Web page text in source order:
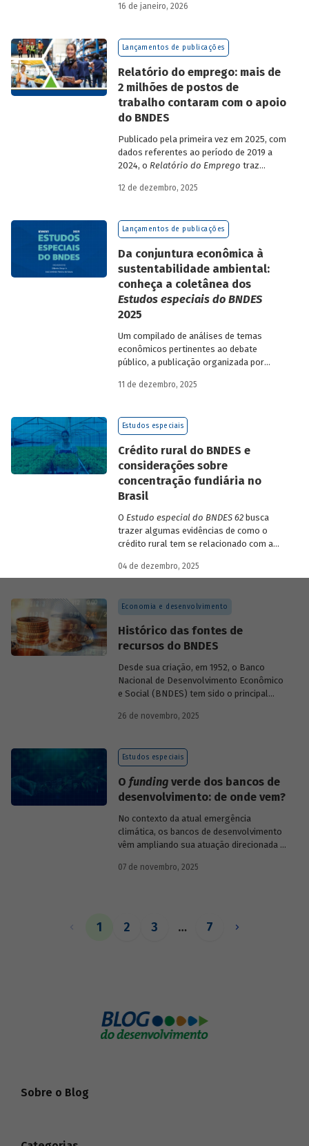
analisa a estratégia de diversificação das
diante dos atuais desafios de
sustentabilidade social, ambiental e
16 de janeiro, 2026
Lançamentos de publicações
Relatório do emprego: mais de
2 milhões de postos de
trabalho contaram com o apoio
do BNDES
Publicado pela primeira vez em 2025, com
dados referentes ao período de 2019 a
2024, o Relatório do Emprego traz
atuação do Banco sobre o mercado de
empregos da economia.
12 de dezembro, 2025
Lançamentos de publicações
Da conjuntura econômica à
sustentabilidade ambiental:
conheça a coletânea dos
Estudos especiais do BNDES
2025
Um compilado de análises de temas
econômicos pertinentes ao debate
público, a publicação organizada por
Souza, economistas do BNDES, reúne 25
BNDESdivulgados ao longo de 2025.
11 de dezembro, 2025
Estudos especiais
Crédito rural do BNDES e
considerações sobre
concentração fundiária no
Brasil
O Estudo especial do BNDES 62busca
trazer algumas evidências de como o
crédito rural tem se relacionado com a
papel desempenhado pelo BNDES.
04 de dezembro, 2025
Economia e desenvolvimento
Histórico das fontes de
recursos do BNDES
Desde sua criação, em 1952, o Banco
Nacional de Desenvolvimento Econômico
e Social (BNDES) tem sido o principal
brasileiro, ocupando um espaço central
momentos de crise, como as de 2008 e
da Covid-19, e no combate à emergência
entanto, são necessárias sólidas fontes
de recursos.
26 de novembro, 2025
Estudos especiais
O fundingverde dos bancos de
desenvolvimento: de onde vem?
No contexto da atual emergência
climática, os bancos de desenvolvimento
vêm ampliando sua atuação direcionada à
e, consequentemente, buscado novas
bancos de desenvolvimento, comparando
07 de novembro, 2025
1 2 3 … 7
Sobre o Blog